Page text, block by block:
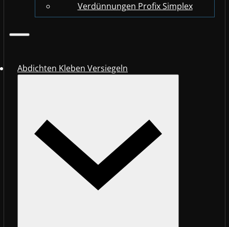
Verdünnungen Profix Simplex
Abdichten Kleben Versiegeln